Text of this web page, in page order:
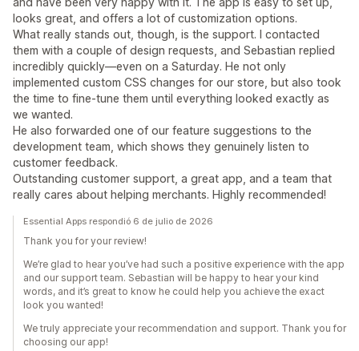
looks great, and offers a lot of customization options.
What really stands out, though, is the support. I contacted
them with a couple of design requests, and Sebastian replied
incredibly quickly—even on a Saturday. He not only
implemented custom CSS changes for our store, but also took
the time to fine-tune them until everything looked exactly as
we wanted.
He also forwarded one of our feature suggestions to the
development team, which shows they genuinely listen to
customer feedback.
Outstanding customer support, a great app, and a team that
really cares about helping merchants. Highly recommended!
Essential Apps respondió 6 de julio de 2026
Thank you for your review!
We’re glad to hear you’ve had such a positive experience with the app
and our support team. Sebastian will be happy to hear your kind
words, and it’s great to know he could help you achieve the exact
look you wanted!
We truly appreciate your recommendation and support. Thank you for
choosing our app!